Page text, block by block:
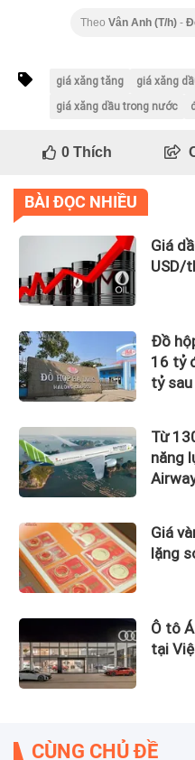
Theo Vân Anh (T/h) -
giá xăng tăng giá xăng
giá xăng dầu trong nước
0Thích
BÀI ĐỌC NHIỀU
Giá
USD/
Đồ
16 tỷ
tỷ
Từ
năng
Giá
lặng
Ô tô
tại
CÙNG CHỦ ĐỀ